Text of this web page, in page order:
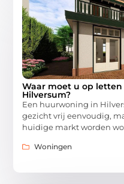
Waar moet u op
Hilversum?
Een huurwoning in
gezicht vrij eenvoudig,
huidige markt worden
Woningen